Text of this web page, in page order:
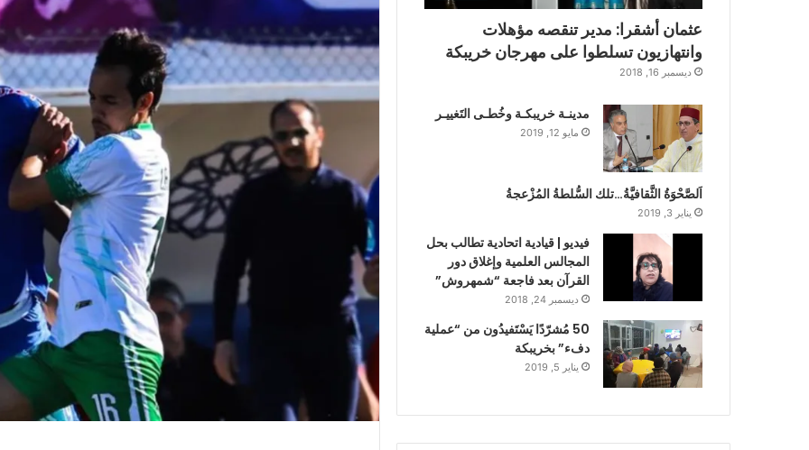
عثمان أشقرا: مدير تنقصه مؤهلات
وانتهازيون تسلطوا على مهرجان خريبكة
ديسمبر 16, 2018
مدينـة خريبكـة وخُطـى التَغييـر
مايو 12, 2019
اَلصَّحْوَةُ الثَّقافيَّةُ…تلك السُّلطةُ المُزْعجةُ
يناير 3, 2019
فيديو | قيادية اتحادية تطالب بحل
المجالس العلمية وإغلاق دور
القرآن بعد فاجعة “شمهروش”
ديسمبر 24, 2018
50 مُشرّدًا يَسْتَفيدُون من “عملية
دفء” بخريبكة
يناير 5, 2019